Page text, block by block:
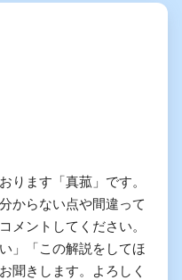
ります「真菰」です。
からない点や間違って
メントしてください。
」「この解説をしてほ
聞きします。よろしく